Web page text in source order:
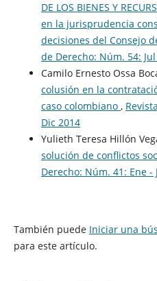
DE LOS BIENES Y
en la jurisprudencia
decisiones del Consejo
de Derecho: Núm. 54:
Camilo Ernesto Ossa
colusión en la
caso colombiano ,
Dic 2014
Yulieth Teresa Hillón
solución de conflictos
Derecho: Núm. 41: Ene -
También puede Iniciar una
para este artículo.